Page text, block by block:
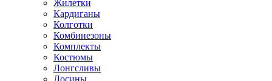
Жилетки
Кардиганы
Колготки
Комбинезоны
Комплекты
Костюмы
Лонгсливы
Лосины